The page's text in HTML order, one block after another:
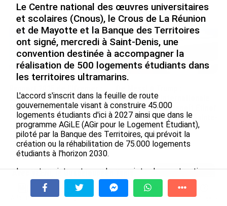
le 08/08/2026
un engagement décisif dans
les Outre-mer
le 07/08/2026
l’expérience internationale
du Martiniquais Benoît Etinof
au service du Karibea Sainte-
Luce en Martinique
le 07/08/2026
Avec VEENI, le Guadeloupéen Yanis
Foy entend participer au
développement tourist...
À la une Tv Radio A Propos
Le Centre national des œuvres universitaires
et scolaires (Cnous), le Crous de La Réunion
et de Mayotte et la Banque des Territoires
ont signé, mercredi à Saint-Denis, une
convention destinée à accompagner la
réalisation de 500 logements étudiants dans
les territoires ultramarins.
L'accord s'inscrit dans la feuille de route
gouvernementale visant à construire 45.000
logements étudiants d'ici à 2027 ainsi que dans le
programme AGiLE (AGir pour le Logement Étudiant),
piloté par la Banque des Territoires, qui prévoit la
création ou la réhabilitation de 75.000 logements
étudiants à l'horizon 2030.
Le partenariat porte sur deux projets : la construction
d'une résidence universitaire de 300 logements à
Saint-Denis de La Réunion et la réalisation de 200
logements à proximité du campus de Dembéni, à